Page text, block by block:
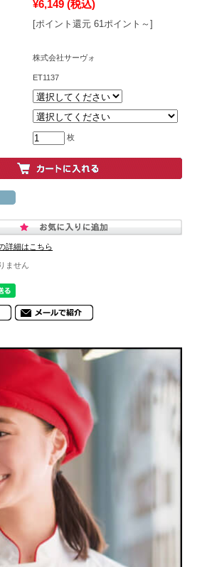
¥6,149 (税込)
[ポイント還元 61ポイント～]
株式会社サーヴォ
ET1137
枚
詳細はこちら
ません